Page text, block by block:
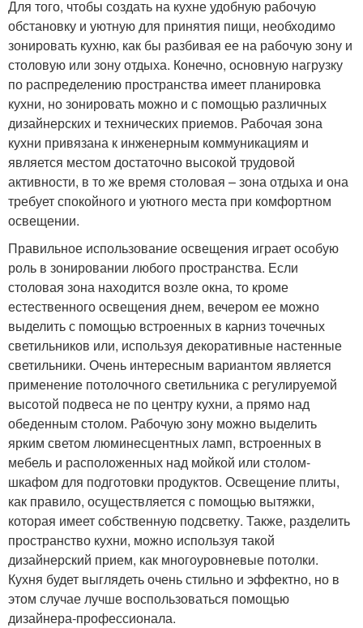
Для того, чтобы создать на кухне удобную рабочую
обстановку и уютную для принятия пищи, необходимо
зонировать кухню, как бы разбивая ее на рабочую зону и
столовую или зону отдыха. Конечно, основную нагрузку
по распределению пространства имеет планировка
кухни, но зонировать можно и с помощью различных
дизайнерских и технических приемов. Рабочая зона
кухни привязана к инженерным коммуникациям и
является местом достаточно высокой трудовой
активности, в то же время столовая – зона отдыха и она
требует спокойного и уютного места при комфортном
освещении.
Правильное использование освещения играет особую
роль в зонировании любого пространства. Если
столовая зона находится возле окна, то кроме
естественного освещения днем, вечером ее можно
выделить с помощью встроенных в карниз точечных
светильников или, используя декоративные настенные
светильники. Очень интересным вариантом является
применение потолочного светильника с регулируемой
высотой подвеса не по центру кухни, а прямо над
обеденным столом. Рабочую зону можно выделить
ярким светом люминесцентных ламп, встроенных в
мебель и расположенных над мойкой или столом-
шкафом для подготовки продуктов. Освещение плиты,
как правило, осуществляется с помощью вытяжки,
которая имеет собственную подсветку. Также, разделить
пространство кухни, можно используя такой
дизайнерский прием, как многоуровневые потолки.
Кухня будет выглядеть очень стильно и эффектно, но в
этом случае лучше воспользоваться помощью
дизайнера-профессионала.